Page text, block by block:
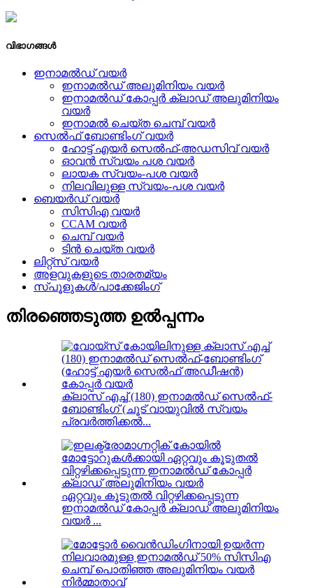
വിഭാഗങ്ങൾ
ഇനാമൽഡ് വയർ
ഇനാമൽഡ് അലുമിനിയം വയർ
ഇനാമൽഡ് കോപ്പർ ക്ലാഡ് അലുമിനിയം
വയർ
ഇനാമൽ ചെയ്ത ചെമ്പ് വയർ
സെൽഫ് ബോണ്ടിംഗ് വയർ
ഹോട്ട് എയർ സെൽഫ്-അഡസിവ് വയർ
ഓവൻ സ്വയം പശ വയർ
ലായക സ്വയം-പശ വയർ
നിലവിലുള്ള സ്വയം-പശ വയർ
ബെയർഡ് വയർ
സിസിഎ വയർ
CCAM വയർ
ചെമ്പ് വയർ
ടിൻ ചെയ്ത വയർ
ലിറ്റ്സ് വയർ
അളവുകളുടെ താരതമ്യം
സ്പൂളുകൾ/പാക്കേജിംഗ്
തിരഞ്ഞെടുത്ത ഉൽപ്പന്നം
ക്ലാസ് എച്ച് (180) ഇനാമൽഡ് സെൽഫ്-
ബോണ്ടിംഗ് (ചൂട് വായുവിൽ സ്വയം
പ്രവർത്തിക്കൽ...
ഏറ്റവും കൂടുതൽ വിറ്റഴിക്കപ്പെടുന്ന
ഇനാമൽഡ് കോപ്പർ ക്ലാഡ് അലുമിനിയം
വയർ ...